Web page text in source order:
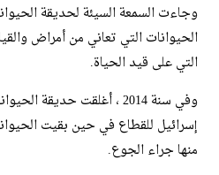
وجاءت السمعة السيئة لحديقة
الحيوانات التي تعاني من أمراض
التي على قيد الحياة.
وفي سنة 2014 ، أغلقت
إسرائيل للقطاع في حين بقيت
منها جراء الجوع.